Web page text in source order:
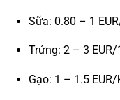
Sữa: 0.80 – 1
Trứng: 2 – 3 EUR/
Gạo: 1 – 1.5 EUR/